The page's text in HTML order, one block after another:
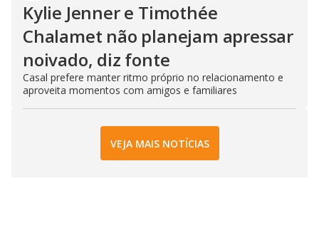
Kylie Jenner e Timothée
Chalamet não planejam apressar
noivado, diz fonte
Casal prefere manter ritmo próprio no relacionamento e
aproveita momentos com amigos e familiares
VEJA MAIS NOTÍCIAS